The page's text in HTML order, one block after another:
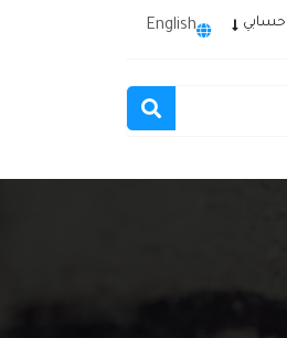
حسابي English